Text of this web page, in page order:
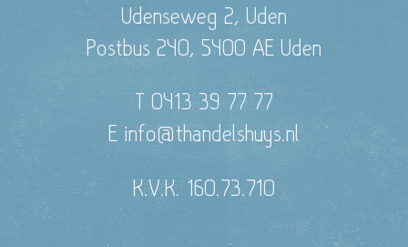
Udenseweg 2, Uden
Postbus 240, 5400 AE Uden
T 0413 39 77 77
E info@thandelshuys.nl
K.V.K. 160.73.710